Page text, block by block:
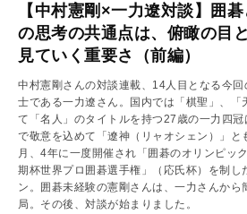
【中村憲剛×一力遼対談】囲
の思考の共通点は、俯瞰の目
見ていく重要さ（前編）
中村憲剛さんの対談連載、14人目となる今
士である一力遼さん。国内では「棋聖」、「
て「名人」のタイトルを持つ27歳の一力四
で敬意を込めて「遼神（リャオシェン）」と
月、4年に一度開催され「囲碁のオリンピッ
期杯世界プロ囲碁選手権」（応氏杯）を制し
ン。囲碁未経験の憲剛さんは、一力さんから
局。その後、対談が始まりました。